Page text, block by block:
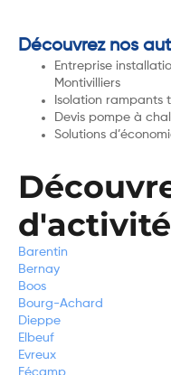
Découvrez nos
Entreprise
Montivilliers
Isolation rampants
Devis pompe à
Solutions
Barentin
Bernay
Boos
Bourg-Achard
Dieppe
Elbeuf
Evreux
Fécamp